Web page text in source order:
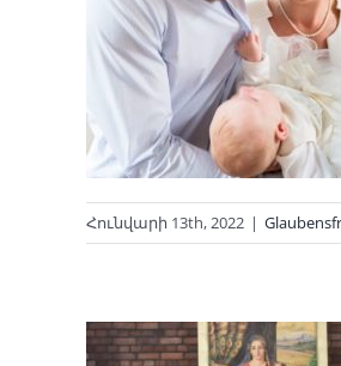
Հունվարի 13th, 2022 |